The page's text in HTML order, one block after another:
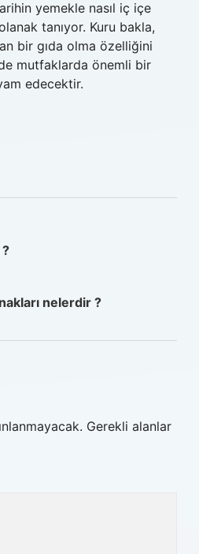
yemekle nasıl iç içe
tanıyor. Kuru bakla,
bir gıda olma özelliğini
mutfaklarda önemli bir
edecektir.
nelerdir ?
Gerekli alanlar